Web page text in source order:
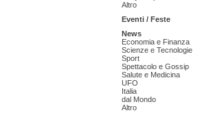
Altro
Eventi / Feste
News
Economia e Finanza
Scienze e Tecnologie
Sport
Spettacolo e Gossip
Salute e Medicina
UFO
Italia
dal Mondo
Altro